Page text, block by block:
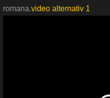
romana.video alternativ 1